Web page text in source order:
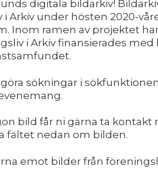
digitala bildarkiv!
under hösten 2020-
Inom ramen av projektet
i Arkiv finansierades med
sökningar i
bild får ni gärna ta kontakt
fältet nedan om bilden.
emot bilder från